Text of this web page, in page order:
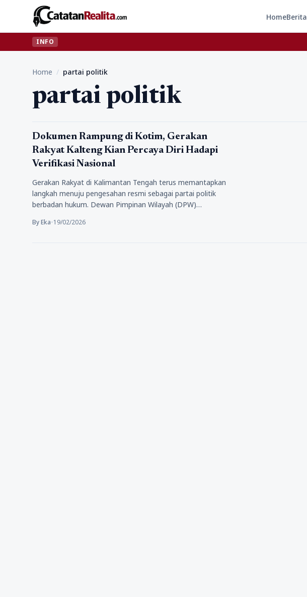
HomeBerita
INFO
Home / partai politik
partai politik
Politik
Dokumen Rampung di Kotim, Gerakan
Rakyat Kalteng Kian Percaya Diri Hadapi
Verifikasi Nasional
Gerakan Rakyat di Kalimantan Tengah terus memantapkan
langkah menuju pengesahan resmi sebagai partai politik
berbadan hukum. Dewan Pimpinan Wilayah (DPW)…
By Eka•19/02/2026